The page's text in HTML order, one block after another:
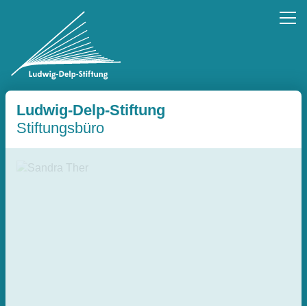
Ludwig-Delp-Stiftung
Stiftungsbüro